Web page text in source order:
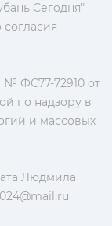
Сегодня"
ФС77-72910 от
по надзору в
и массовых
Людмила